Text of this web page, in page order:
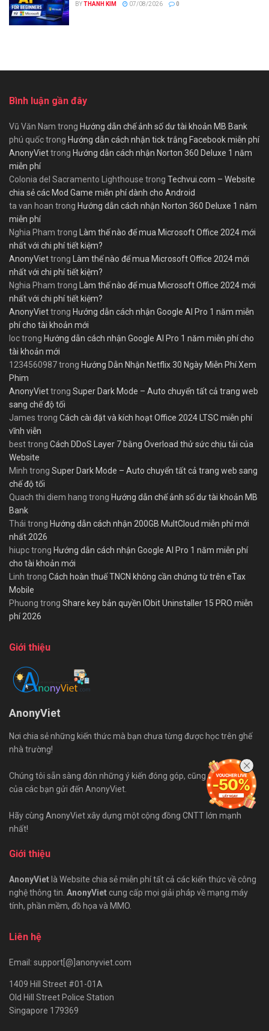
BYTHANH KIM 07/08/2026 0
Bình luận gần đây
Vũ Văn Nam trong Hướng dẫn chế ảnh số dư tài khoản MB Bank
phú quốctrong Hướng dẫn cách nhận tick trắng Facebook miễn phí
AnonyViettrong Hướng dẫn cách nhận Norton 360 Deluxe 1 năm
miễn phí
Colonia del Sacramento Lighthouse trong Techvui.com – Website
chia sẻ các Mod Game miễn phí dành cho Android
ta van hoan trong Hướng dẫn cách nhận Norton 360 Deluxe 1 năm
miễn phí
Nghia Pham trong Làm thế nào để mua Microsoft Office 2024 mới
nhất với chi phí tiết kiệm?
AnonyViettrong Làm thế nào để mua Microsoft Office 2024 mới
nhất với chi phí tiết kiệm?
Nghia Pham trong Làm thế nào để mua Microsoft Office 2024 mới
nhất với chi phí tiết kiệm?
AnonyViettrong Hướng dẫn cách nhận Google AI Pro 1 năm miễn
phí cho tài khoản mới
loctrong Hướng dẫn cách nhận Google AI Pro 1 năm miễn phí cho
tài khoản mới
1234560987trong Hướng Dẫn Nhận Netflix 30 Ngày Miễn Phí Xem
Phim
AnonyViettrong Super Dark Mode – Auto chuyển tất cả trang web
sang chế độ tối
James trong Cách cài đặt và kích hoạt Office 2024 LTSC miễn phí
vĩnh viễn
besttrong Cách DDoS Layer 7 bằng Overload thử sức chịu tải của
Website
Minh trong Super Dark Mode – Auto chuyển tất cả trang web sang
chế độ tối
Quach thi diem hang trong Hướng dẫn chế ảnh số dư tài khoản MB
Bank
Thái trong Hướng dẫn cách nhận 200GB MultCloud miễn phí mới
nhất 2026
hiupctrong Hướng dẫn cách nhận Google AI Pro 1 năm miễn phí
cho tài khoản mới
Linh trong Cách hoàn thuế TNCN không cần chứng từ trên eTax
Mobile
Phuong trong Share key bản quyền IObit Uninstaller 15 PRO miễn
phí 2026
Giới thiệu
AnonyViet
Nơi chia sẻ những kiến thức mà bạn chưa từng được học trên ghế
nhà trường!
Chúng tôi sẵn sàng đón những ý kiến đóng góp, cũng như bài viết
của các bạn gửi đến AnonyViet.
Hãy cùng AnonyViet xây dựng một cộng đồng CNTT lớn mạnh
nhất!
Giới thiệu
AnonyVietlà Website chia sẻ miễn phí tất cả các kiến thức về công
nghệ thông tin. AnonyViet cung cấp mọi giải pháp về mạng máy
tính, phần mềm, đồ họa và MMO.
Liên hệ
Email: support[@]anonyviet.com
1409 Hill Street #01-01A
Old Hill Street Police Station
Singapore 179369